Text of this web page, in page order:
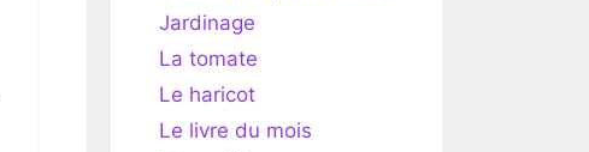
Jardinage
La tomate
Le haricot
Le livre du mois